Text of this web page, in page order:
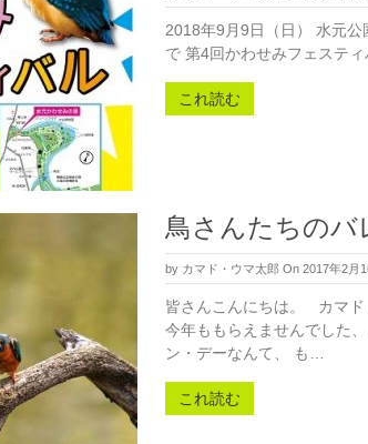
2018年9月9日（日） 水元
で 第4回かわせみフェステ
これ読む
鳥さんたちのバ
by カマド・ウマ太郎 On 2017年2月
皆さんこんにちは。 カマ
今年ももらえませんでした
ン・デーなんて、 も…
これ読む